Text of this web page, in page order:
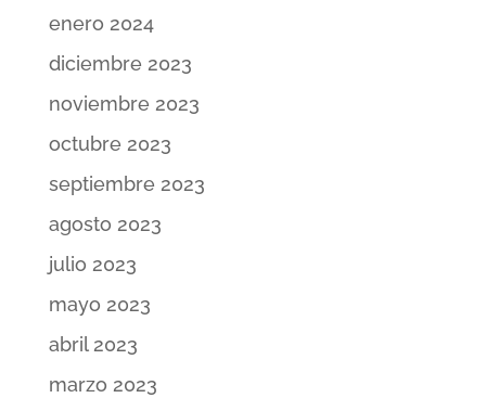
enero 2024
diciembre 2023
noviembre 2023
octubre 2023
septiembre 2023
agosto 2023
julio 2023
mayo 2023
abril 2023
marzo 2023